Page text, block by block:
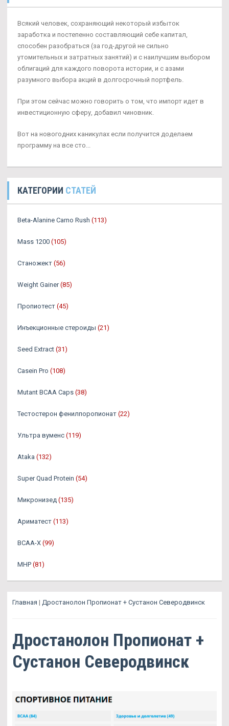
Всякий человек, сохраняющий некоторый избыток
заработка и постепенно составляющий себе капитал,
способен разобраться (за год-другой не сильно
утомительных и затратных занятий) и с наилучшим выбором
облигаций для каждого поворота истории, и с азами
разумного выбора акций в долгосрочный портфель.
При этом сейчас можно говорить о том, что импорт идет в
инвестиционную сферу, добавил чиновник.
Вот на новогодних каникулах если получится доделаем
программу на все сто...
КАТЕГОРИИ СТАТЕЙ
Beta-Alanine Carno Rush (113)
Mass 1200 (105)
Станожект (56)
Weight Gainer (85)
Пропиотест (45)
Инъекционные стероиды (21)
Seed Extract (31)
Casein Pro (108)
Mutant BCAA Caps (38)
Тестостерон фенилпоропионат (22)
Ультра вуменс (119)
Ataka (132)
Super Quad Protein (54)
Микронизед (135)
Ариматест (113)
BCAA-X (99)
MHP (81)
Главная | Дростанолон Пропионат + Сустанон Северодвинск
Дростанолон Пропионат +
Сустанон Северодвинск